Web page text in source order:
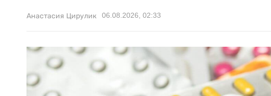
Анастасия Цирулик 06.08.2026, 02:33